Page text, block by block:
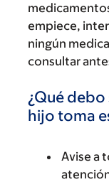
empiece,
ningún
consultar
¿Qué
hijo toma
Avise a